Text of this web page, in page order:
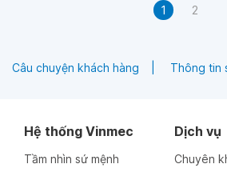
1 2
Câu chuyện khách hàng Thông tin
Hệ thống Vinmec
Tầm nhìn sứ mệnh
Dịch vụ
Chuyên